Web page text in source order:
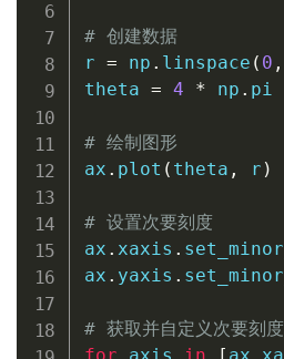
# 创建数据
r = np . linspace ( 0 ,
theta = 4 * np . pi
# 绘制图形
ax . plot ( theta , r )
# 设置次要刻度
ax . xaxis .
ax . yaxis .
# 获取并自定义次要刻